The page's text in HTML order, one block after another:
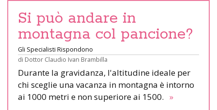
Si può andare in
montagna col pancione?
Gli Specialisti Rispondono
di Dottor Claudio Ivan Brambilla
Durante la gravidanza, l'altitudine ideale per
chi sceglie una vacanza in montagna è intorno
ai 1000 metri e non superiore ai 1500. »